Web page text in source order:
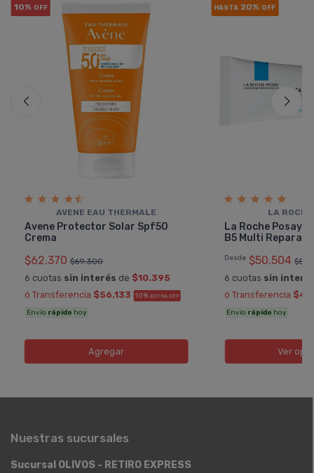
10% OFF
AVENE EAU THERMALE
Avene Protector Solar Spf50
Crema
$62.370 $69.300
6 cuotas sin interés de $10.395
ó Transferencia $56.133 10% EXTRA OFF
Envío rápido hoy
Agregar
HASTA 20% OFF
LA
La Roche Posay
B5 Multi
Desde $50.504
6 cuotas sin
ó Transferencia
Envío rápido hoy
Ver
Nuestras sucursales
Sucursal OLIVOS - RETIRO EXPRESS